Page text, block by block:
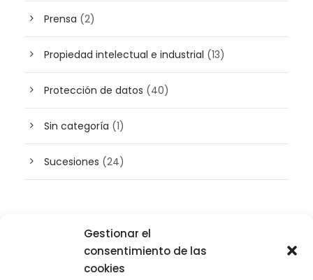
Gestionar el
consentimiento de las
cookies
Prensa (2)
Propiedad intelectual e industrial (13)
Protección de datos (40)
Sin categoría (1)
Sucesiones (24)
Buscador de artículos